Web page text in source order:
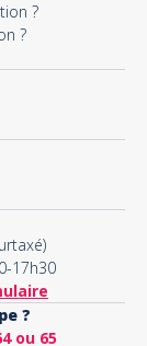
?
?
17h30
?
ou 65